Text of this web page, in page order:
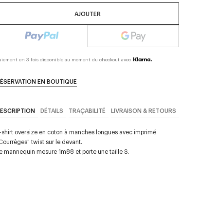
AJOUTER
en 3 fois disponible au moment du checkout avec
EN BOUTIQUE
DÉTAILS TRAÇABILITÉ LIVRAISON & RETOURS
shirt oversize en coton à manches longues avec imprimé
twist sur le devant.
mannequin mesure 1m88 et porte une taille S.